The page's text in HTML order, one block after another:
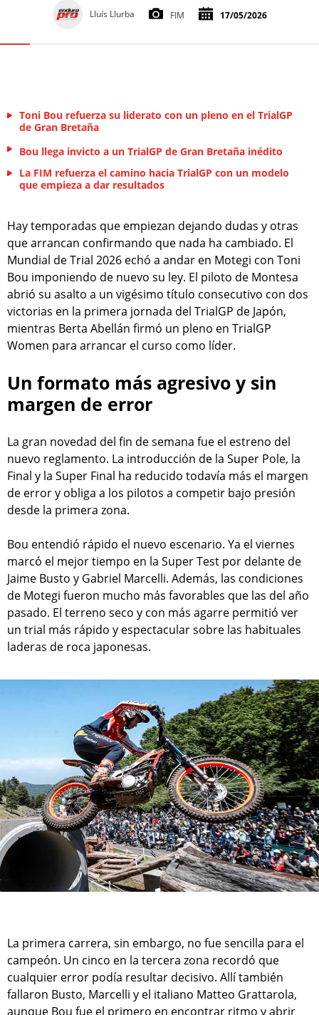
Lluís Llurba FIM 17/05/2026
Toni Bou refuerza su liderato con un pleno en el TrialGP
de Gran Bretaña
Bou llega invicto a un TrialGP de Gran Bretaña inédito
La FIM refuerza el camino hacia TrialGP con un modelo
que empieza a dar resultados
Hay temporadas que empiezan dejando dudas y otras
que arrancan confirmando que nada ha cambiado. El
Mundial de Trial 2026 echó a andar en Motegi con Toni
Bou imponiendo de nuevo su ley. El piloto de Montesa
abrió su asalto a un vigésimo título consecutivo con dos
victorias en la primera jornada del TrialGP de Japón,
mientras Berta Abellán firmó un pleno en TrialGP
Women para arrancar el curso como líder.
Un formato más agresivo y sin
margen de error
La gran novedad del fin de semana fue el estreno del
nuevo reglamento. La introducción de la Super Pole, la
Final y la Super Final ha reducido todavía más el margen
de error y obliga a los pilotos a competir bajo presión
desde la primera zona.
Bou entendió rápido el nuevo escenario. Ya el viernes
marcó el mejor tiempo en la Super Test por delante de
Jaime Busto y Gabriel Marcelli. Además, las condiciones
de Motegi fueron mucho más favorables que las del año
pasado. El terreno seco y con más agarre permitió ver
un trial más rápido y espectacular sobre las habituales
laderas de roca japonesas.
La primera carrera, sin embargo, no fue sencilla para el
campeón. Un cinco en la tercera zona recordó que
cualquier error podía resultar decisivo. Allí también
fallaron Busto, Marcelli y el italiano Matteo Grattarola,
aunque Bou fue el primero en encontrar ritmo y abrir